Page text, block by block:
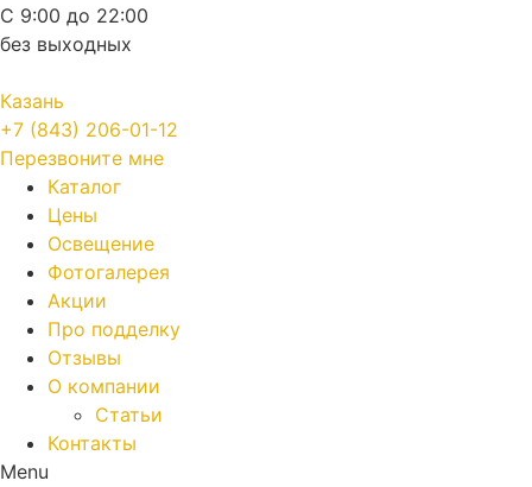
С 9:00 до 22:00
без выходных
Казань
+7 (843) 206-01-12
Перезвоните мне
Каталог
Цены
Освещение
Фотогалерея
Акции
Про подделку
Отзывы
О компании
Статьи
Контакты
Menu